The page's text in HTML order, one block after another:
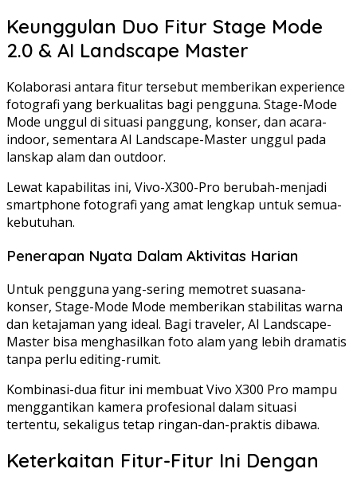
Keunggulan Duo Fitur Stage Mode
2.0 & AI Landscape Master
Kolaborasi antara fitur tersebut memberikan experience
fotografi yang berkualitas bagi pengguna. Stage-Mode
Mode unggul di situasi panggung, konser, dan acara-
indoor, sementara AI Landscape-Master unggul pada
lanskap alam dan outdoor.
Lewat kapabilitas ini, Vivo-X300-Pro berubah-menjadi
smartphone fotografi yang amat lengkap untuk semua-
kebutuhan.
Penerapan Nyata Dalam Aktivitas Harian
Untuk pengguna yang-sering memotret suasana-
konser, Stage-Mode Mode memberikan stabilitas warna
dan ketajaman yang ideal. Bagi traveler, AI Landscape-
Master bisa menghasilkan foto alam yang lebih dramatis
tanpa perlu editing-rumit.
Kombinasi-dua fitur ini membuat Vivo X300 Pro mampu
menggantikan kamera profesional dalam situasi
tertentu, sekaligus tetap ringan-dan-praktis dibawa.
Keterkaitan Fitur-Fitur Ini Dengan